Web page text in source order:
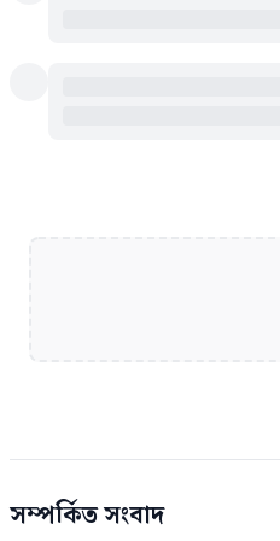
সম্পর্কিত সংবাদ